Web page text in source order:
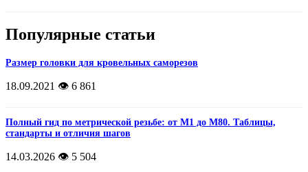
Популярные статьи
Размер головки для кровельных саморезов
18.09.2021 👁️ 6 861
Полный гид по метрической резьбе: от М1 до М80. Таблицы,
стандарты и отличия шагов
14.03.2026 👁️ 5 504